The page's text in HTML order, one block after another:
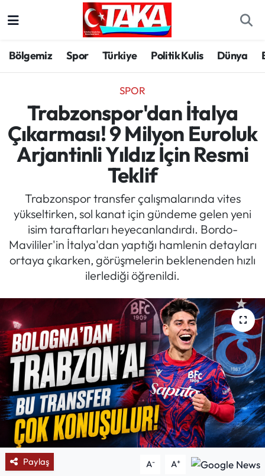
Bölgemiz Spor Türkiye Politik Kulis Dünya
SPOR
Trabzonspor'dan İtalya
Çıkarması! 9 Milyon Euroluk
Arjantinli Yıldız İçin Resmi
Teklif
Trabzonspor transfer çalışmalarında vites
yükseltirken, sol kanat için gündeme gelen yeni
isim taraftarları heyecanlandırdı. Bordo-
Mavililer'in İtalya'dan yaptığı hamlenin detayları
ortaya çıkarken, görüşmelerin beklenenden hızlı
ilerlediği öğrenildi.
Paylaş A- A+
Spor
Türkiye
Kültür/Sanat
Politika
Politik Kulis
Dünya
Magazin
Manşet
Köşe Yazıları
Karikatür Galeri
BIK
ASTROLOJİ
Trabzon Hava Durumu
Trabzon Trafik Yoğunluk Haritası
Süper Lig Puan Durumu ve Fikstür
Tüm Manşetler
Son Dakika Haberleri
Haber Arşivi